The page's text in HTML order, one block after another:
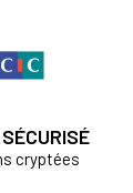
cryptées